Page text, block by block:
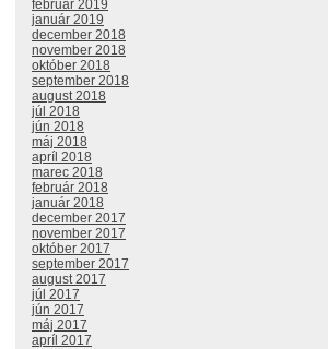
február 2019
január 2019
december 2018
november 2018
október 2018
september 2018
august 2018
júl 2018
jún 2018
máj 2018
apríl 2018
marec 2018
február 2018
január 2018
december 2017
november 2017
október 2017
september 2017
august 2017
júl 2017
jún 2017
máj 2017
apríl 2017